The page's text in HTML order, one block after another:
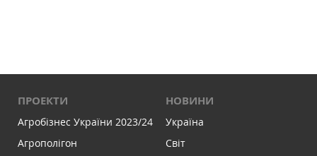
ПРОЕКТИ
Агробізнес України 2023/24
Агрополігон
НОВИНИ
Україна
Світ